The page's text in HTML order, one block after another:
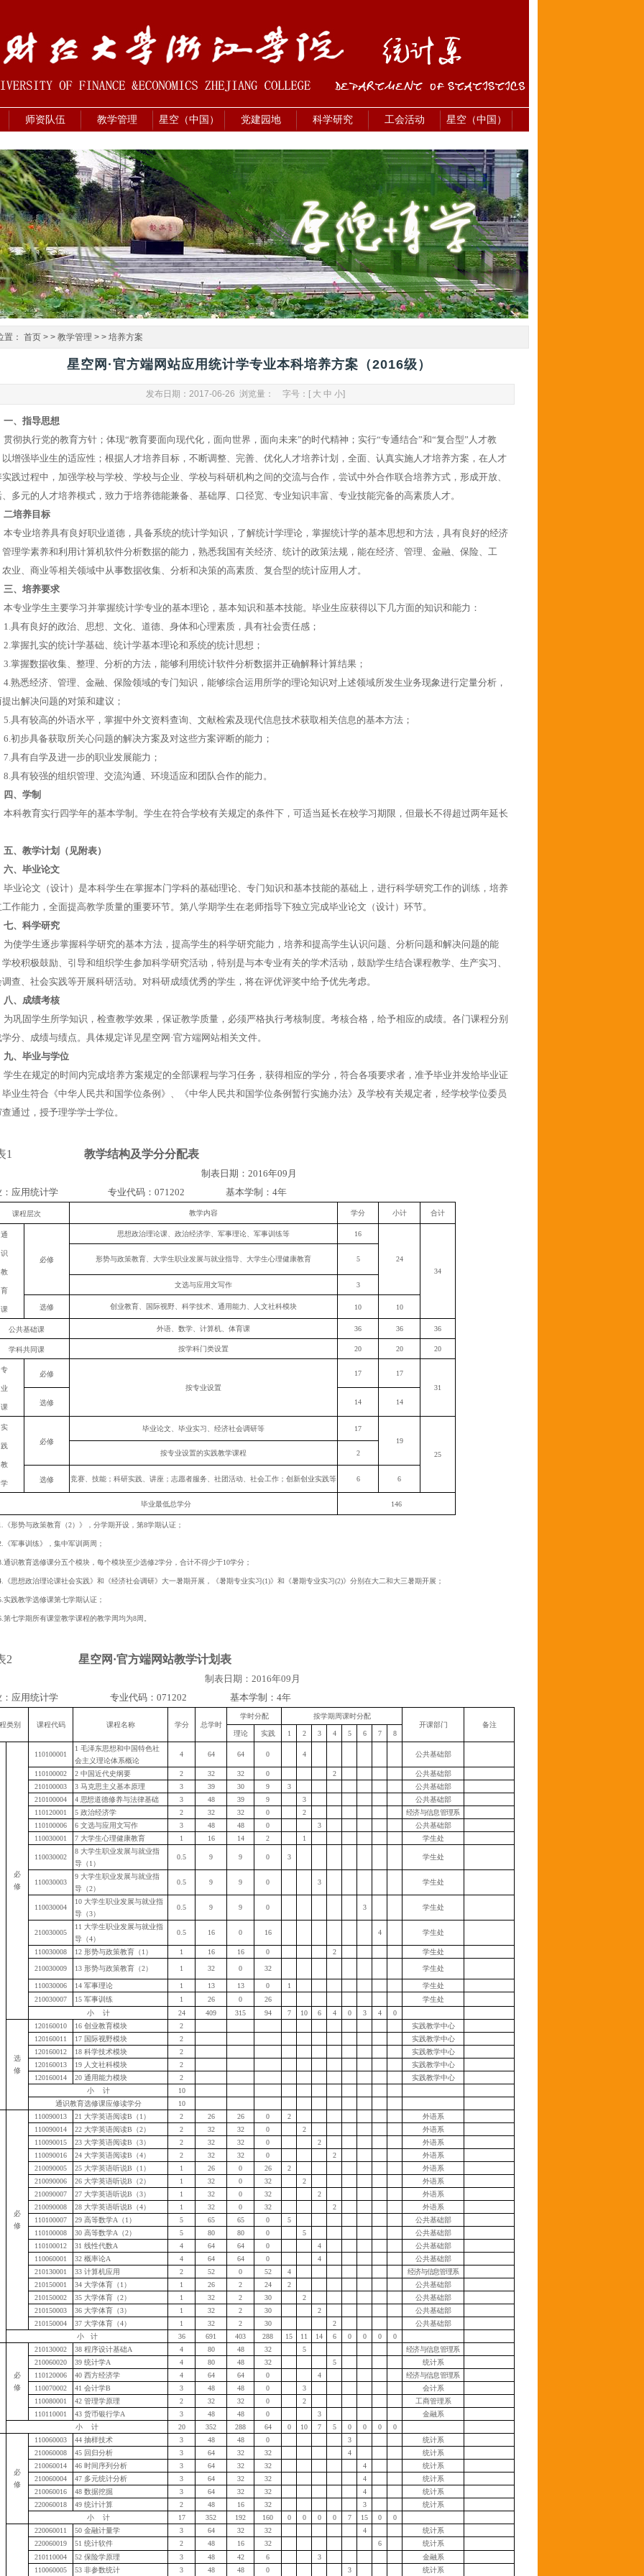
师资队伍 教学管理 星空（中国） 党建园地 科学研究 工会活动 星空（中国）
置： 首页 > > 教学管理 > > 培养方案
星空网·官方端网站应用统计学专业本科培养方案（2016级）
发布日期：2017-06-26 浏览量： 字号：[ 大 中 小]
一、指导思想
贯彻执行党的教育方针；体现“教育要面向现代化，面向世界，面向未来”的时代精神；实行“专通结合”和“复合型”人才教
以增强毕业生的适应性；根据人才培养目标，不断调整、完善、优化人才培养计划，全面、认真实施人才培养方案，在人才
实践过程中，加强学校与学校、学校与企业、学校与科研机构之间的交流与合作，尝试中外合作联合培养方式，形成开放、
、多元的人才培养模式，致力于培养德能兼备、基础厚、口径宽、专业知识丰富、专业技能完备的高素质人才。
二培养目标
本专业培养具有良好职业道德，具备系统的统计学知识，了解统计学理论，掌握统计学的基本思想和方法，具有良好的经济
管理学素养和利用计算机软件分析数据的能力，熟悉我国有关经济、统计的政策法规，能在经济、管理、金融、保险、工
业、商业等相关领域中从事数据收集、分析和决策的高素质、复合型的统计应用人才。
三、培养要求
本专业学生主要学习并掌握统计学专业的基本理论，基本知识和基本技能。毕业生应获得以下几方面的知识和能力：
1.具有良好的政治、思想、文化、道德、身体和心理素质，具有社会责任感；
2.掌握扎实的统计学基础、统计学基本理论和系统的统计思想；
3.掌握数据收集、整理、分析的方法，能够利用统计软件分析数据并正确解释计算结果；
4.熟悉经济、管理、金融、保险领域的专门知识，能够综合运用所学的理论知识对上述领域所发生业务现象进行定量分析，
出解决问题的对策和建议；
5.具有较高的外语水平，掌握中外文资料查询、文献检索及现代信息技术获取相关信息的基本方法；
6.初步具备获取所关心问题的解决方案及对这些方案评断的能力；
7.具有自学及进一步的职业发展能力；
8.具有较强的组织管理、交流沟通、环境适应和团队合作的能力。
四、学制
本科教育实行四学年的基本学制。学生在符合学校有关规定的条件下，可适当延长在校学习期限，但最长不得超过两年延长
五、教学计划（见附表）
六、毕业论文
毕业论文（设计）是本科学生在掌握本门学科的基础理论、专门知识和基本技能的基础上，进行科学研究工作的训练，培养
工作能力，全面提高教学质量的重要环节。第八学期学生在老师指导下独立完成毕业论文（设计）环节。
七、科学研究
为使学生逐步掌握科学研究的基本方法，提高学生的科学研究能力，培养和提高学生认识问题、分析问题和解决问题的能
学校积极鼓励、引导和组织学生参加科学研究活动，特别是与本专业有关的学术活动，鼓励学生结合课程教学、生产实习、
调查、社会实践等开展科研活动。对科研成绩优秀的学生，将在评优评奖中给予优先考虑。
八、成绩考核
为巩固学生所学知识，检查教学效果，保证教学质量，必须严格执行考核制度。考核合格，给予相应的成绩。各门课程分别
分、成绩与绩点。具体规定详见星空网·官方端网站相关文件。
九、毕业与学位
学生在规定的时间内完成培养方案规定的全部课程与学习任务，获得相应的学分，符合各项要求者，准予毕业并发给毕业证
毕业生符合《中华人民共和国学位条例》、《中华人民共和国学位条例暂行实施办法》及学校有关规定者，经学校学位委员
通过，授予理学学士学位。
1 教学结构及学分分配表
制表日期： 2016年09 月
：应用统计学
专业代码： 071202 基本学制： 4年
课程层次 教学内容 学分 小计 合计
通
识
教
育
课
必修
思想政治理论课、政治经济学、军事理论、军事训练等 16
24
34
形势与政策教育、大学生职业发展与就业指导、大学生心理健康教育 5
文选与应用文写作 3
选修 创业教育、国际视野、科学技术、通用能力、人文社科模块 10 10
公共基础课 外语、数学、计算机、体育课 36 36 36
学科共同课 按学科门类设置 20 20 20
专
业
课
必修
按专业设置
17
17
31
选修
14 14
实
践
教
学
必修
毕业论文、毕业实习、经济社会调研等
17
19
25
按专业设置的实践教学课程 2
选修 竞赛、技能；科研实践、讲座；志愿者服务、社团活动、社会工作；创新创业实践等 6 6
毕业最低总学分 146
《形势与政策教育（2）》，分学期开设，第8学期认证；
《军事训练》，集中军训两周；
通识教育选修课分五个模块，每个模块至少选修2学分，合计不得少于10学分；
《思想政治理论课社会实践》和《经济社会调研》大一暑期开展，《暑期专业实习(1)》和《暑期专业实习(2)》分别在大二和大三暑期开展；
实践教学选修课第七学期认证；
第七学期所有课堂教学课程的教学周均为8周。
2 星空网·官方端网站教学计划表
制表日期： 2016年09 月
：应用统计学
专业代码： 071202 基本学制： 4年
类别 课程代码 课程名称 学分 总学时
学时分配
按学期周课时分配
开课部门
备注
理论
实践 1 2 3 4 5 6 7 8
必
修
110100001
1 毛泽东思想和中国特色社
会主义理论体系概论
4 64 64 0 4 公共基础部
110100002 2 中国近代史纲要 2 32 32 0 2
公共基础部
210100003
3 马克思主义基本原理 3 39 30 9 3
公共基础部
210100004
4 思想道德修养与法律基础 3 48 39 9 3
公共基础部
110120001
5 政治经济学 2 32 32 0 2
经济与信息管理系
110100006
6 文选与应用文写作 3 48 48 0 3
公共基础部
110030001
7 大学生心理健康教育 1 16 14 2 1 学生处
110030002
8 大学生职业发展与就业指
导（1 ）
0.5 9 9 0 3 学生处
110030003
9 大学生职业发展与就业指
导（2）
0.5 9 9 0 3 学生处
110030004
10 大学生职业发展与就业指
导（3）
0.5 9 9 0 3 学生处
210030005
11 大学生职业发展与就业指
导（4）
0.5 16 0 16 4 学生处
110030008 12 形势与政策教育（1 ） 1 16 16 0 2 学生处
210030009 13 形势与政策教育（2） 1 32 0 32 学生处
110030006 14 军事理论 1 13 13 0 1
学生处
210030007
15 军事训练 1 26 0 26
学生处
小
计 24 409 315 94 7 10 6 4 0 3 4 0
选
修
120160010 16 创业教育模块 2
实践教学中心
120160011
17 国际视野模块 2
实践教学中心
120160012
18 科学技术模块 2
实践教学中心
120160013
19 人文社科模块 2
实践教学中心
120160014
20 通用能力模块 2
实践教学中心
小
计
10
通识教育选修课应修读学分
10
必
修
110090013 21 大学英语阅读B （1 ） 2 26 26 0 2
外语系
110090014
22 大学英语阅读B （2） 2 32 32 0 2
外语系
110090015
23 大学英语阅读B （3） 2 32 32 0 2
外语系
110090016
24 大学英语阅读B （4） 2 32 32 0 2
外语系
210090005
25 大学英语听说B （1 ） 1 26 0 26 2
外语系
210090006
26 大学英语听说B （2） 1 32 0 32 2
外语系
210090007
27 大学英语听说B （3） 1 32 0 32 2
外语系
210090008
28 大学英语听说B （4） 1 32 0 32 2
外语系
110100007
29 高等数学A （1 ） 5 65 65 0 5
公共基础部
110100008
30 高等数学A （2） 5 80 80 0 5
公共基础部
110100012
31 线性代数A 4 64 64 0 4
公共基础部
110060001
32 概率论A 4 64 64 0 4
公共基础部
210130001
33 计算机应用 2 52 0 52 4
经济与信息管理系
210150001
34 大学体育（1 ） 1 26 2 24 2
公共基础部
210150002
35 大学体育（2） 1 32 2 30 2
公共基础部
210150003
36 大学体育（3） 1 32 2 30 2
公共基础部
210150004
37 大学体育（4） 1 32 2 30 2
公共基础部
小
计 36 691 403 288 15 11 14 6 0 0 0 0
必
修
210130002 38 程序设计基础A 4 80 48 32 5
经济与信息管理系
210060020
39 统计学A 4 80 48 32 5
统计系
110120006
40 西方经济学 4 64 64 0 4
经济与信息管理系
110070002
41 会计学B 3 48 48 0 3
会计系
110080001
42 管理学原理 2 32 32 0 2
工商管理系
110110001
43 货币银行学A 3 48 48 0 3
金融系
小
计 20 352 288 64 0 10 7 5 0 0 0 0
必
修
110060003 44 抽样技术 3 48 48 0 3
统计系
210060008
45 回归分析 3 64 32 32 4
统计系
210060014
46 时间序列分析 3 64 32 32 4
统计系
210060004
47 多元统计分析 3 64 32 32 4
统计系
210060016
48 数据挖掘 3 64 32 32 4
统计系
220060018
49 统计计算 2 48 16 32 3
统计系
小
计 17 352 192 160 0 0 0 0 7 15 0
0
220060011
50 金融计量学 3 64 32 32 4
统计系
220060019
51 统计软件 2 48 16 32 6
统计系
210110004
52 保险学原理 3 48 42 6 3
金融系
110060005
53 非参数统计 3 48 48 0 3 统计系